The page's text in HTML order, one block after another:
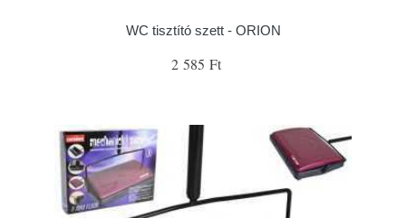
WC tisztító szett - ORION
2 585 Ft